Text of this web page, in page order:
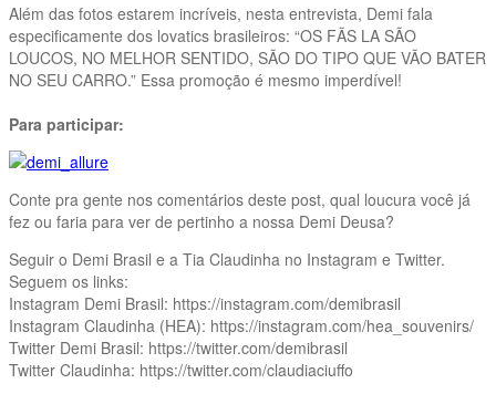
Além das fotos estarem incríveis, nesta entrevista, Demi fala
especificamente dos lovatics brasileiros: “OS FÃS LA SÃO
LOUCOS, NO MELHOR SENTIDO, SÃO DO TIPO QUE VÃO BATER
NO SEU CARRO.” Essa promoção é mesmo imperdível!
Para participar:
Conte pra gente nos comentários deste post, qual loucura você já
fez ou faria para ver de pertinho a nossa Demi Deusa?
Seguir o Demi Brasil e a Tia Claudinha no Instagram e Twitter.
Seguem os links:
Instagram Demi Brasil: https://instagram.com/demibrasil
Instagram Claudinha (HEA): https://instagram.com/hea_souvenirs/
Twitter Demi Brasil: https://twitter.com/demibrasil
Twitter Claudinha: https://twitter.com/claudiaciuffo